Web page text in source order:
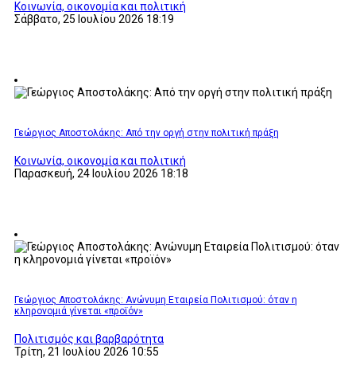
Κοινωνία, οικονομία και πολιτική
Σάββατο, 25 Ιουλίου 2026 18:19
Γεώργιος Αποστολάκης: Από την οργή στην πολιτική πράξη
Κοινωνία, οικονομία και πολιτική
Παρασκευή, 24 Ιουλίου 2026 18:18
Γεώργιος Αποστολάκης: Ανώνυμη Εταιρεία Πολιτισμού: όταν η
κληρονομιά γίνεται «προϊόν»
Πολιτισμός και βαρβαρότητα
Τρίτη, 21 Ιουλίου 2026 10:55